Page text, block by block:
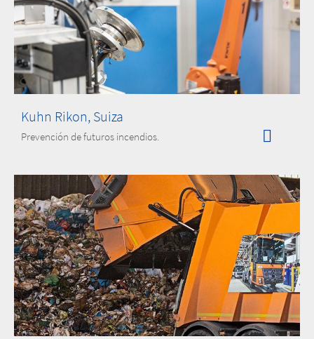
Kuhn Rikon, Suiza
Prevención de futuros incendios.